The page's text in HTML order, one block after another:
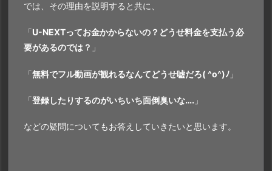
では、その理由を説明すると共に、
「U-NEXTってお金かからないの？どうせ料金を支払う必
要があるのでは？ 」
「無料でフル動画が観れるなんてどうせ嘘だろ( ^o^)ﾉ 」
「登録したりするのがいちいち面倒臭いな…. 」
などの疑問についてもお答えしていきたいと思います。